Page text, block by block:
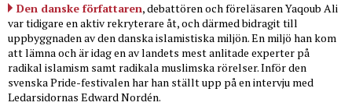
Den danske författaren, debattören och föreläsaren Yaqoub Ali
var tidigare en aktiv rekryterare åt, och därmed bidragit till
uppbyggnaden av den danska islamistiska miljön. En miljö han kom
att lämna och är idag en av landets mest anlitade experter på
radikal islamism samt radikala muslimska rörelser. Inför den
svenska Pride-festivalen har han ställt upp på en intervju med
Ledarsidornas Edward Nordén.